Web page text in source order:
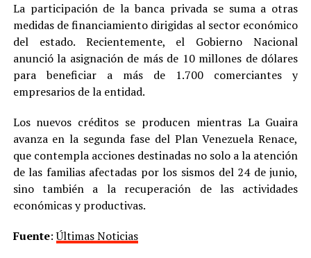
La participación de la banca privada se suma a otras
medidas de financiamiento dirigidas al sector económico
del estado. Recientemente, el Gobierno Nacional
anunció la asignación de más de 10 millones de dólares
para beneficiar a más de 1.700 comerciantes y
empresarios de la entidad.
Los nuevos créditos se producen mientras La Guaira
avanza en la segunda fase del Plan Venezuela Renace,
que contempla acciones destinadas no solo a la atención
de las familias afectadas por los sismos del 24 de junio,
sino también a la recuperación de las actividades
económicas y productivas.
Fuente:Últimas Noticias